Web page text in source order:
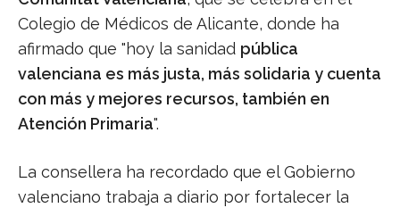
Colegio de Médicos de Alicante, donde ha
afirmado que "hoy la sanidad pública
valenciana es más justa, más solidaria y cuenta
con más y mejores recursos, también en
Atención Primaria".
La consellera ha recordado que el Gobierno
valenciano trabaja a diario por fortalecer la